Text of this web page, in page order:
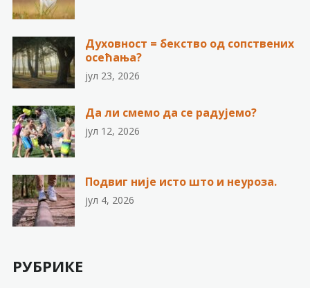
Духовност = бекство од сопствених
осећања?
јул 23, 2026
Да ли смемо да се радујемо?
јул 12, 2026
Подвиг није исто што и неуроза.
јул 4, 2026
РУБРИКЕ